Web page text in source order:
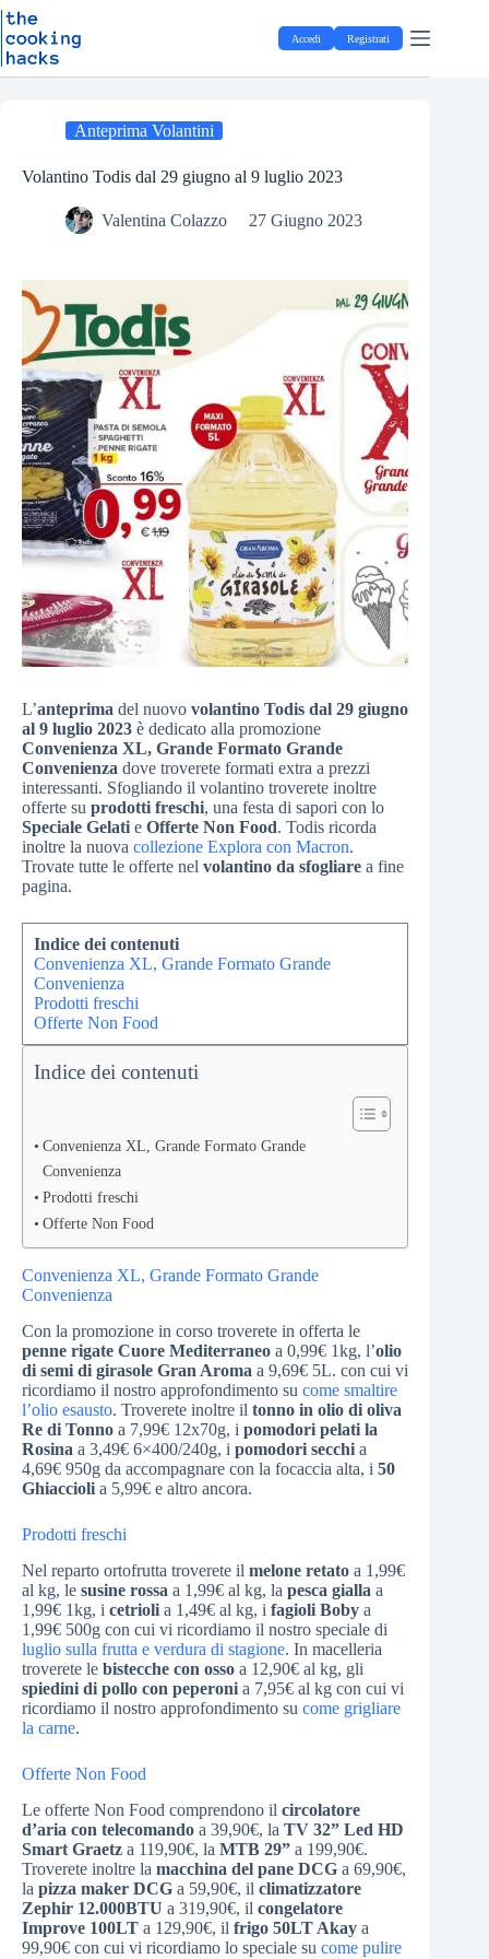
S
t
Salta
al
contenuto
Accedi Registrati
Anteprima Volantini
Volantino Todis dal 29 giugno al 9 luglio 2023
Valentina Colazzo 27 Giugno 2023
L’anteprima del nuovo volantino Todis dal 29 giugno
al 9 luglio 2023 è dedicato alla promozione
Convenienza XL, Grande Formato Grande
Convenienza dove troverete formati extra a prezzi
interessanti. Sfogliando il volantino troverete inoltre
offerte su prodotti freschi, una festa di sapori con lo
Speciale Gelati e Offerte Non Food. Todis ricorda
inoltre la nuova collezione Explora con Macron.
Trovate tutte le offerte nel volantino da sfogliare a fine
pagina.
Indice dei contenuti
Convenienza XL, Grande Formato Grande
Convenienza
Prodotti freschi
Offerte Non Food
Indice dei contenuti
Convenienza XL, Grande Formato Grande
Convenienza
Prodotti freschi
Offerte Non Food
Convenienza XL, Grande Formato Grande
Convenienza
Con la promozione in corso troverete in offerta le
penne rigate Cuore Mediterraneo a 0,99€ 1kg, l’olio
di semi di girasole Gran Aroma a 9,69€ 5L. con cui vi
ricordiamo il nostro approfondimento su come smaltire
l’olio esausto. Troverete inoltre il tonno in olio di oliva
Re di Tonno a 7,99€ 12x70g, i pomodori pelati la
Rosina a 3,49€ 6×400/240g, i pomodori secchi a
4,69€ 950g da accompagnare con la focaccia alta, i 50
Ghiaccioli a 5,99€ e altro ancora.
Prodotti freschi
Nel reparto ortofrutta troverete il melone retato a 1,99€
al kg, le susine rossa a 1,99€ al kg, la pesca gialla a
1,99€ 1kg, i cetrioli a 1,49€ al kg, i fagioli Boby a
1,99€ 500g con cui vi ricordiamo il nostro speciale di
luglio sulla frutta e verdura di stagione. In macelleria
troverete le bistecche con osso a 12,90€ al kg, gli
spiedini di pollo con peperoni a 7,95€ al kg con cui vi
ricordiamo il nostro approfondimento su come grigliare
la carne.
Offerte Non Food
Le offerte Non Food comprendono il circolatore
d’aria con telecomando a 39,90€, la TV 32” Led HD
Smart Graetz a 119,90€, la MTB 29” a 199,90€.
Troverete inoltre la macchina del pane DCG a 69,90€,
la pizza maker DCG a 59,90€, il climatizzatore
Zephir 12.000BTU a 319,90€, il congelatore
Improve 100LT a 129,90€, il frigo 50LT Akay a
99,90€ con cui vi ricordiamo lo speciale su come pulire